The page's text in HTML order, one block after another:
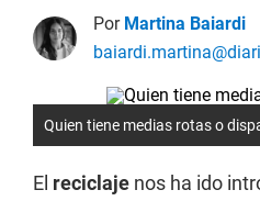
Por Martina Baiardi
Quien tiene medias rotas o
El reciclaje nos ha ido